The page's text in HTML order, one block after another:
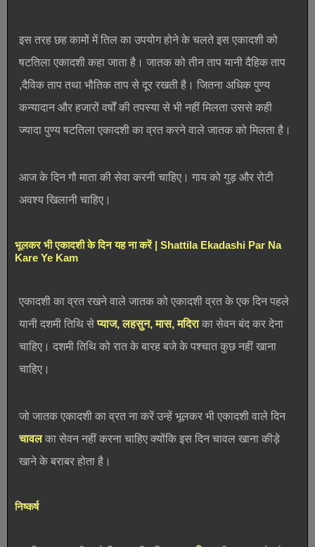
इस तरह छह कामों में तिल का उपयोग होने के चलते इस एकादशी को
षटतिला एकादशी कहा जाता है। जातक को तीन ताप यानी दैहिक ताप
,दैविक ताप तथा भौतिक ताप से दूर रखती है। जितना अधिक पुण्य
कन्यादान और हजारों वर्षों की तपस्या से भी नहीं मिलता उससे कही
ज्यादा पुण्य षटतिला एकादशी का व्रत करने वाले जातक को मिलता है।
आज के दिन गौ माता की सेवा करनी चाहिए। गाय को गुड़ और रोटी
अवश्य खिलानी चाहिए।
भूलकर भी एकादशी के दिन यह ना करें | Shattila Ekadashi Par Na
Kare Ye Kam
एकादशी का व्रत रखने वाले जातक को एकादशी व्रत के एक दिन पहले
यानी दशमी तिथि सेप्याज, लहसुन, मास, मदिराका सेवन बंद कर देना
चाहिए। दशमी तिथि को रात के बारह बजे के पश्चात कुछ नहीं खाना
चाहिए।
जो जातक एकादशी का व्रत ना करें उन्हें भूलकर भी एकादशी वाले दिन
चावलका सेवन नहीं करना चाहिए क्योंकि इस दिन चावल खाना कीड़े
खाने के बराबर होता है।
निष्कर्ष